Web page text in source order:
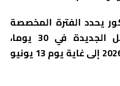
يحدد الفترة المخصصة
لتقديم طلبات التسجيل الجديدة في 30 يوما،
تبتدئ من يوم 15 ماي 2026 إلى غاية يوم 13 يونيو